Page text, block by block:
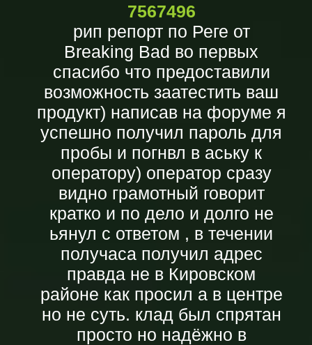
7567496
рип репорт по Реге от
Breaking Bad во первых
спасибо что предоставили
возможность заатестить ваш
продукт) написав на форуме я
успешно получил пароль для
пробы и погнвл в аську к
оператору) оператор сразу
видно грамотный говорит
кратко и по дело и долго не
ьянул с ответом , в течении
получаса получил адрес
правда не в Кировском
районе как просил а в центре
но не суть. клад был спрятан
просто но надёжно в